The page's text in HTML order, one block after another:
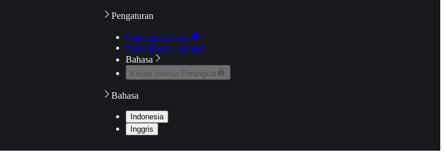
Pengaturan
Pengaturan Akun
Pemeriksaan Jaringan
Bahasa
Keluar Semua Perangkat
Bahasa
Indonesia
Inggris